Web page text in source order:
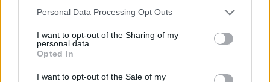
Personal Data Processing Opt Outs
I want to opt-out of the Sharing of my
personal data.
Opted In
I want to opt-out of the Sale of my
intensos en las horas centrales del día,
permaneciendo en lugares frescos, bebiendo
mucho líquido y protegiéndose del sol en el